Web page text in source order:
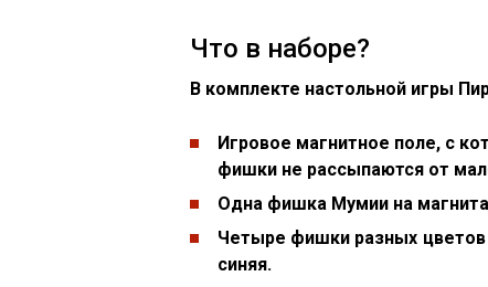
Что в наборе?
В комплекте настольной игры
Игровое магнитное поле, с
фишки не рассыпаются от
Одна фишка Мумии на
Четыре фишки разных цветов
синяя.